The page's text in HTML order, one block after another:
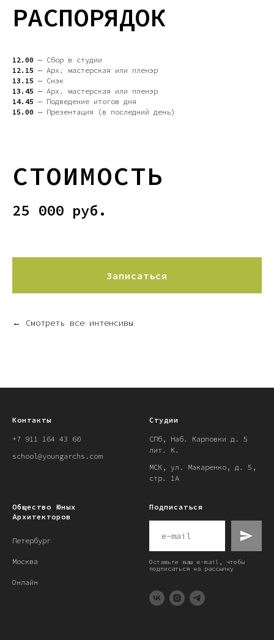
РАСПОРЯДОК
12.00 — Сбор в студии
12.15 — Арх. мастерская или пленэр
13.15 — Снэк
13.45 — Арх. мастерская или пленэр
14.45 — Подведение итогов дня
15.00 — Презентация (в последний день)
СТОИМОСТЬ
25 000 руб.
Записаться
← Смотреть все интенсивы
Контакты
+7 911 164 43 60
school@youngarchs.com
Студии
СПб, Наб. Карповки д. 5
лит. К.
МСК, ул. Макаренко, д. 5,
стр. 1А
Общество Юных
Архитекторов
Петербург
Москва
Онлайн
Подписаться
Оставьте ваш e-mail, чтобы
подписаться на рассылку